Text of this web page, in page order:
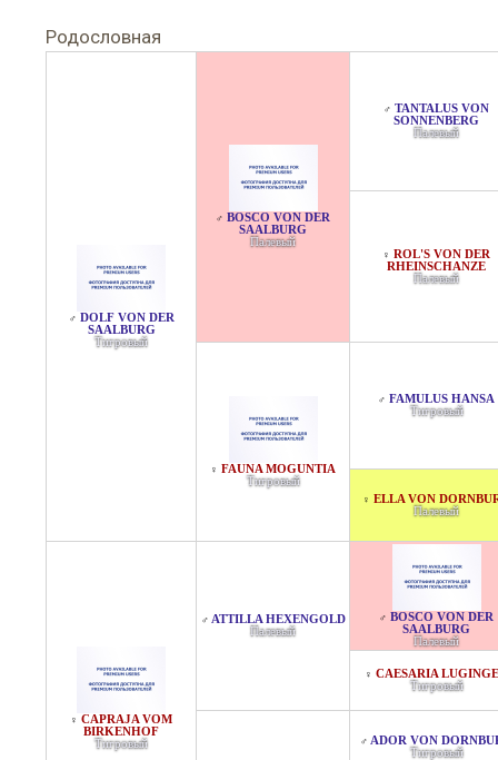
Родословная
♂ DOLF VON DER
SAALBURG
Тигровый
♂ BOSCO VON DER
SAALBURG
Палевый
♂ TANTALUS VON
SONNENBERG
Палевый
♀ ROL'S VON DER
RHEINSCHANZE
Палевый
♀ FAUNA MOGUNTIA
Тигровый
♂ FAMULUS HANSA
Тигровый
♀ ELLA VON
Палевый
♀ CAPRAJA VOM
BIRKENHOF
Тигровый
♂ ATTILLA HEXENGOLD
Палевый
♂ BOSCO VON DER
SAALBURG
Палевый
♀ CAESARIA
Тигровый
♂ ADOR VON
Тигровый